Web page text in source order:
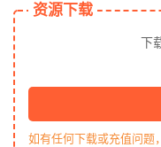
资源下载
下
如有任何下载或充值问